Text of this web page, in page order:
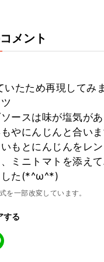
メント
いたため再現してみ
ースは味が塩気が
やにんじんと合い
もとにんじんをレ
ミニトマトを添え
した(*^ω^*)
を一部改変しています。
する